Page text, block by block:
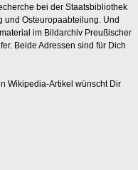
bei der Staatsbibliothek
und Osteuropaabteilung. Und
im Bildarchiv Preußischer
Beide Adressen sind für Dich
Wikipedia-Artikel wünscht Dir